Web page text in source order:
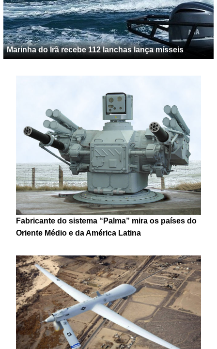
Marinha do Irã recebe 112 lanchas lança mísseis
Fabricante do sistema “Palma” mira os países do
Oriente Médio e da América Latina